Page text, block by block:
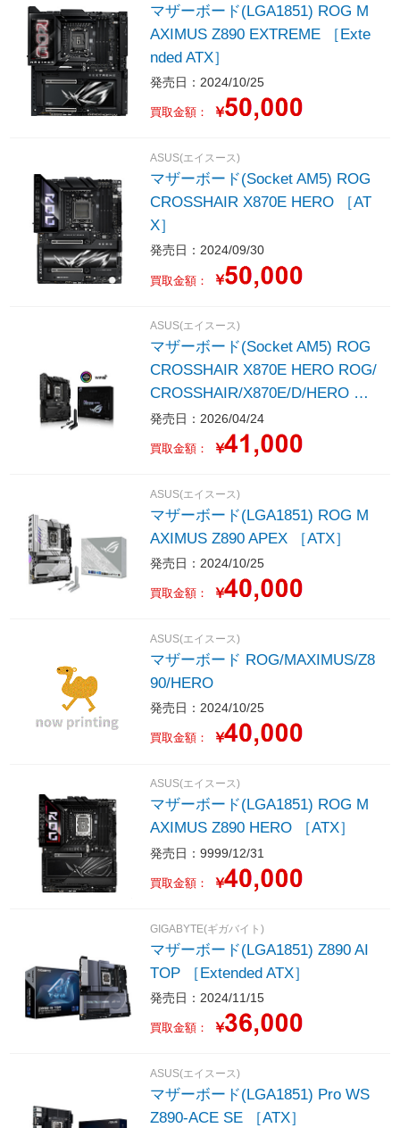
マザーボード(LGA1851) ROG M
AXIMUS Z890 EXTREME ［Exte
nded ATX］
発売日：2024/10/25
買取金額： ￥
ASUS(エイスース)
マザーボード(Socket AM5) ROG
CROSSHAIR X870E HERO ［AT
X］
発売日：2024/09/30
買取金額： ￥
ASUS(エイスース)
マザーボード(Socket AM5) ROG
CROSSHAIR X870E HERO ROG/
CROSSHAIR/X870E/D/HERO ［A
TX］
発売日：2026/04/24
買取金額： ￥
ASUS(エイスース)
マザーボード(LGA1851) ROG M
AXIMUS Z890 APEX ［ATX］
発売日：2024/10/25
買取金額： ￥
ASUS(エイスース)
マザーボード ROG/MAXIMUS/Z8
90/HERO
発売日：2024/10/25
買取金額： ￥
ASUS(エイスース)
マザーボード(LGA1851) ROG M
AXIMUS Z890 HERO ［ATX］
発売日：9999/12/31
買取金額： ￥
GIGABYTE(ギガバイト)
マザーボード(LGA1851) Z890 AI
TOP ［Extended ATX］
発売日：2024/11/15
買取金額： ￥
ASUS(エイスース)
マザーボード(LGA1851) Pro WS
Z890-ACE SE ［ATX］